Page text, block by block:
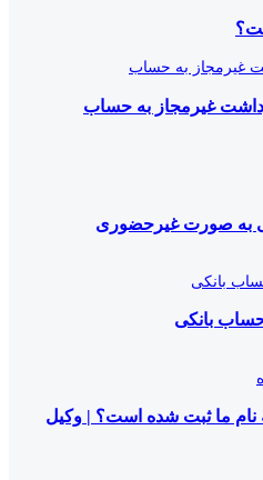
غیرمجاز به حساب
غیرمجاز به حساب
به صورت غیرحضوری
بانکی
نام ما ثبت شده است؟ | وکیل